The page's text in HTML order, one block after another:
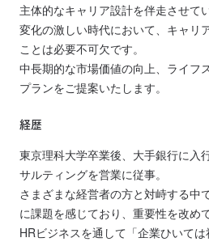
主体的なキャリア設計を伴走させて
変化の激しい時代において、キャリ
ことは必要不可欠です。
中長期的な市場価値の向上、ライフ
プランをご提案いたします。
経歴
東京理科大学卒業後、大手銀行に入
サルティングを営業に従事。
さまざまな経営者の方と対峙する中
に課題を感じており、重要性を改めて
HRビジネスを通して「企業ひいて